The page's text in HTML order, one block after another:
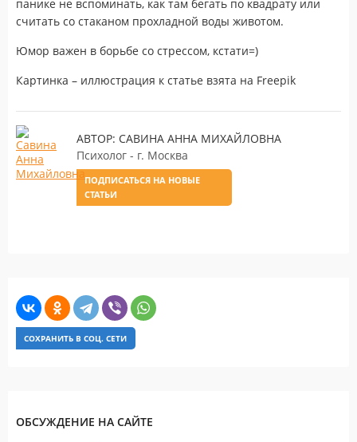
панике не вспоминать, как там бегать по квадрату или
считать со стаканом прохладной воды животом.
Юмор важен в борьбе со стрессом, кстати=)
Картинка – иллюстрация к статье взята на Freepik
АВТОР: САВИНА АННА МИХАЙЛОВНА
Психолог - г. Москва
ПОДПИСАТЬСЯ НА НОВЫЕ
СТАТЬИ
СОХРАНИТЬ В СОЦ. СЕТИ
ОБСУЖДЕНИЕ НА САЙТЕ